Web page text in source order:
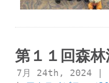
第１１回森
7月 24th, 2024 |